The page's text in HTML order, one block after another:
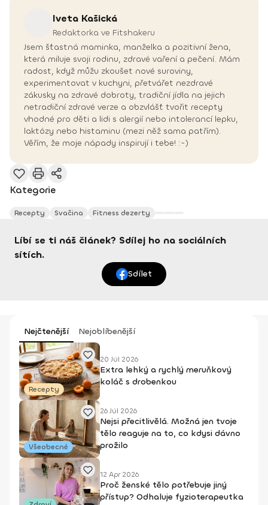
Iveta Kašická
Redaktorka ve Fitshakeru
Jsem šťastná maminka, manželka a pozitivní žena,
která miluje svoji rodinu, zdravé vaření a pečení. Mám
radost, když můžu zkoušet nové suroviny,
experimentovat v kuchyni, přetvářet nezdravé
zákusky na zdravé dobroty, tradiční jídla na jejich
netradiční zdravé verze a obzvlášť tvořit recepty
vhodné pro děti a lidi s alergií nebo intolerancí lepku,
laktózy nebo histaminu (mezi něž sama patřím).
Věřím, že moje nápady inspirují i tebe! :-)
Kategorie
Recepty Svačina Fitness dezerty
Líbí se ti náš článek? Sdílej ho na sociálních
sítích.
Sdílet
Nejčtenější Nejoblíbenější
Recepty
20 Júl 2026
Extra lehký a rychlý meruňkový
koláč s drobenkou
Všeobecné
26 Júl 2026
Nejsi přecitlivělá. Možná jen tvoje
tělo reaguje na to, co kdysi dávno
prožilo
12 Apr 2026
Proč ženské tělo potřebuje jiný
přístup? Odhaluje fyzioterapeutka